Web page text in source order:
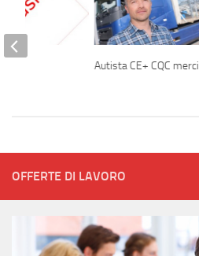
Autista CE+ CQC merci
OFFERTE DI LAVORO